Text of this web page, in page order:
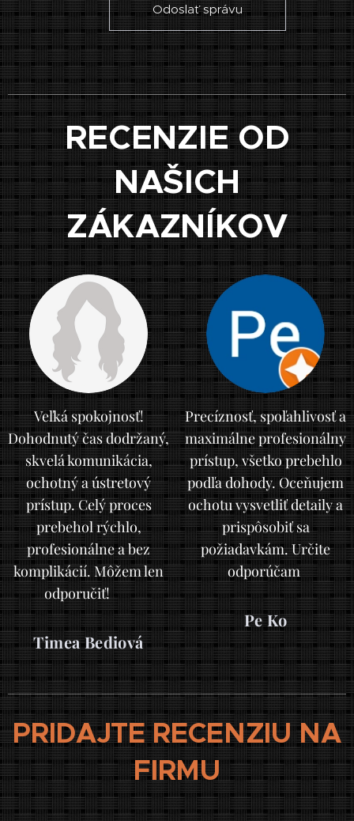
Odoslať správu
RECENZIE OD
NAŠICH
ZÁKAZNÍKOV
Veľká spokojnosť!
Dohodnutý čas dodržaný,
skvelá komunikácia,
ochotný a ústretový
prístup. Celý proces
prebehol rýchlo,
profesionálne a bez
komplikácií. Môžem len
odporučiť! 👌
Timea Bediová
Precíznosť, spoľahlivosť a
maximálne profesionálny
prístup, všetko prebehlo
podľa dohody. Oceňujem
ochotu vysvetliť detaily a
prispôsobiť sa
požiadavkám. Určite
odporúčam
Pe Ko
PRIDAJTE RECENZIU NA
FIRMU